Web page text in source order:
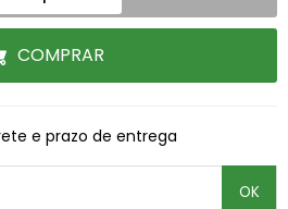
COMPRAR
e prazo de entrega
OK